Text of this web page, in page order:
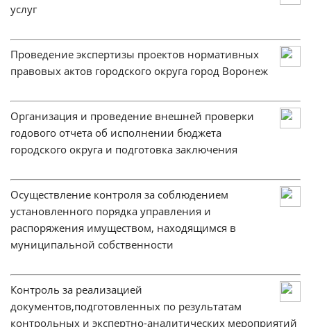
услуг
Проведение экспертизы проектов нормативных
правовых актов городского округа город Воронеж
Организация и проведение внешней проверки
годового отчета об исполнении бюджета
городского округа и подготовка заключения
Осуществление контроля за соблюдением
установленного порядка управления и
распоряжения имуществом, находящимся в
муниципальной собственности
Контроль за реализацией
документов,подготовленных по результатам
контрольных и экспертно-аналитических мероприятий